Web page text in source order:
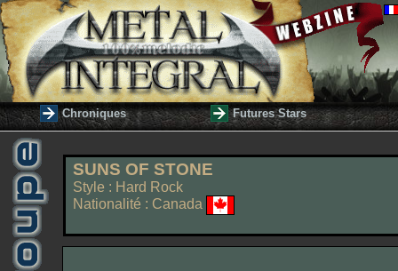
Chroniques Futures Stars
SUNS OF STONE
Style : Hard Rock
Nationalité : Canada